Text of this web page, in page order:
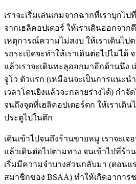
เราจะเริ่มเล่นเกมจากฉากที่เราบุกไป
จากเฮลิคอปเตอร์ ให้เราเดินออกจาก
เหตุการณ์ความไม่สงบ ให้เราเดินไป
รถระเบิดจะทำให้เราเดินต่อไปไม่ได้
แล้วเราจะเดินทะลุออกมาอีกด้านนึง
จูโว ตัวแรก (เหมือนจะเป็นการแนะน
เวลาโดนยิงแล้วจะกลายร่างได้) กำจั
จนถึงจุดที่เฮลิคอปเตอร์ตก ให้เราเดิ
ประตูไปในตึก
เดินเข้าไปจนถึงร้านขายหมู เราจะเ
แล้วเดินต่อไปตามทาง จนเข้าไปที่ร้
เริ่มมีความจำบางส่วนกลับมา (ตอน
สมาชิกของ BSAA) ทำให้เกิดอาการ